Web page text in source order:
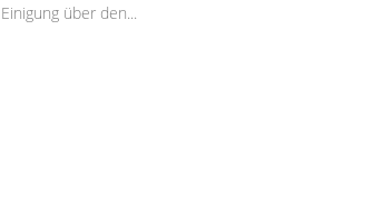
Einigung über den...